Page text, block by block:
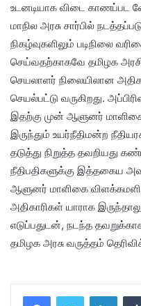
உடனடியாக விடை காணப்பட
மாநில அரசு சார்பில்
நிகழ்வுகளிலும் படிநிலை
செய்வதற்காகவே தமிழக
செயலாளர் நிலையிலான
செயல்பட்டு வருகிறது.
இதற்கு முன் ஆளுனர்
இருந்தும் உயர்நீதிமன்ற
தடுத்து நிறுத்த தவறியது
நீதிபதிகளுக்கு இத்தகைய
ஆளுனர் மாளிகை
அதிகாரிகள் யாராக
எடுப்பதுடன், நடந்த
தமிழக அரசு வருத்தம்